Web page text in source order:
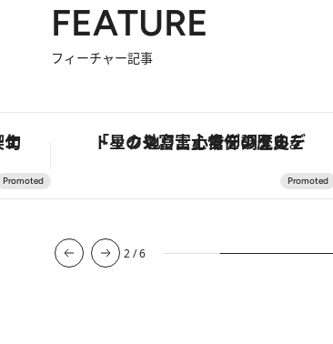
FEATURE
フィーチャー記事
で満喫！ 「星のや富士」でデジタルデトックス。冨士信仰の歴史を辿り、心身を調える。
2/6